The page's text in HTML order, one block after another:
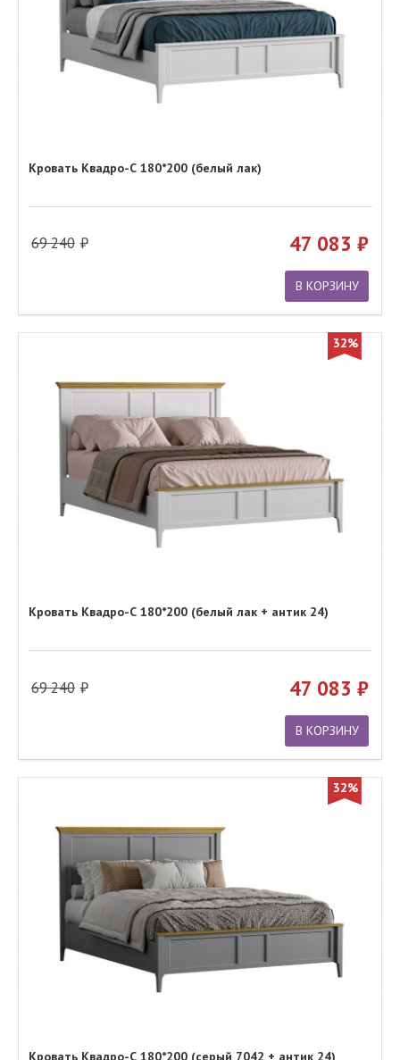
Кровать Квадро-С 180*200 (белый лак)
69 240 47 083
В КОРЗИНУ
32%
Кровать Квадро-С 180*200 (белый лак + антик 24)
69 240 47 083
В КОРЗИНУ
32%
Кровать Квадро-С 180*200 (серый 7042 + антик 24)